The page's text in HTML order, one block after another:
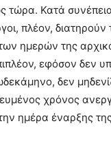
τώρα. Κατά
πλέον,
ημερών της
εφόσον δεν
δεν
χρόνος
ημέρα έναρξης